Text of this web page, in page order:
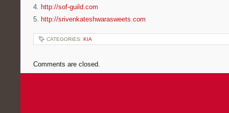
4. http://sof-guild.com
5. http://srivenkateshwarasweets.com
CATEGORIES: KIA
Comments are closed.